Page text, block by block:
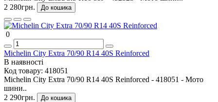
2 280грн.
До кошика
0
Michelin City Extra 70/90 R14 40S Reinforced
В наявності
Код товару: 418051
Michelin City Extra 70/90 R14 40S Reinforced - 418051 - Мото
шини..
2 290грн.
До кошика